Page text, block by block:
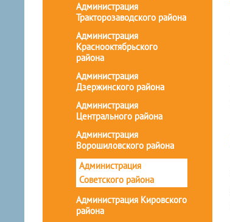
Администрация
Тракторозаводского района
Администрация
Краснооктябрьского
района
Администрация
Дзержинского района
Администрация
Центрального района
Администрация
Ворошиловского района
Администрация
Советского района
Администрация Кировского
района